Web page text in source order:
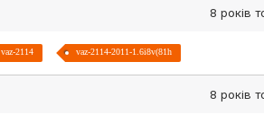
8 років
vaz-2114 vaz-2114-2011-1.6i8v(81h
8 років